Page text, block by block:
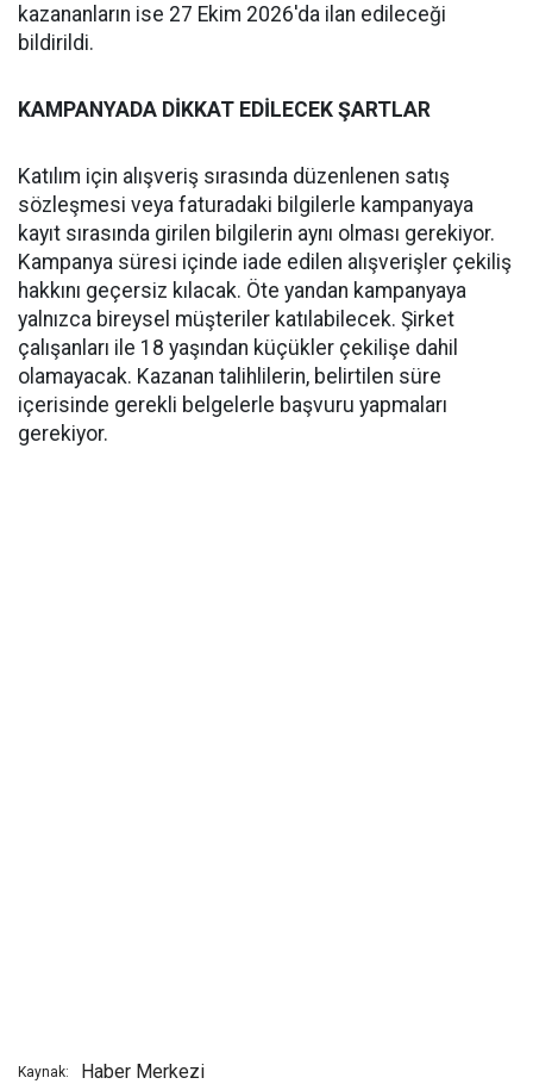
kazananların ise 27 Ekim 2026'da ilan edileceği
bildirildi.
KAMPANYADA DİKKAT EDİLECEK ŞARTLAR
Katılım için alışveriş sırasında düzenlenen satış
sözleşmesi veya faturadaki bilgilerle kampanyaya
kayıt sırasında girilen bilgilerin aynı olması gerekiyor.
Kampanya süresi içinde iade edilen alışverişler çekiliş
hakkını geçersiz kılacak. Öte yandan kampanyaya
yalnızca bireysel müşteriler katılabilecek. Şirket
çalışanları ile 18 yaşından küçükler çekilişe dahil
olamayacak. Kazanan talihlilerin, belirtilen süre
içerisinde gerekli belgelerle başvuru yapmaları
gerekiyor.
Kaynak: Haber Merkezi